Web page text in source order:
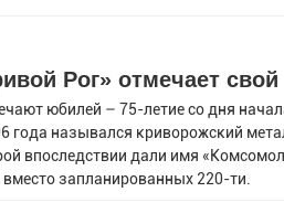
Рог» отмечает
юбилей – 75-летие со дня
года назывался криворожский
впоследствии дали имя
запланированных 220-ти.